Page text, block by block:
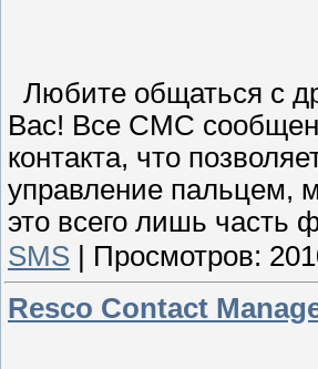
Любите общаться с
Вас! Все СМС
контакта, что
управление пальцем,
это всего лишь часть
SMS | Просмотров:
Resco Contact